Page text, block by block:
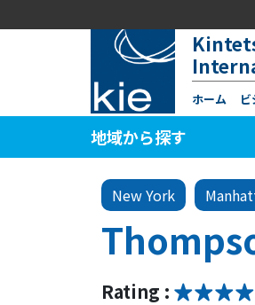
ホーム
地域から探す
New York
Rating :